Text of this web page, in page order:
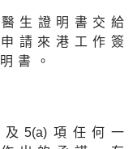
生證明書交給
請來港工作簽
書。
及5(a)項任何一